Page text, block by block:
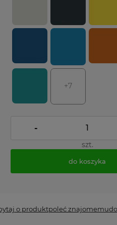
+7
-
szt.
do koszyka
o produktpoleć znajomemu